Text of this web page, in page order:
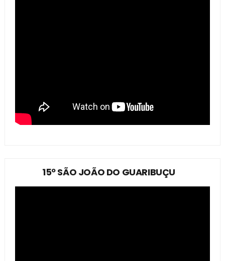
15º SÃO JOÃO DO GUARIBUÇU